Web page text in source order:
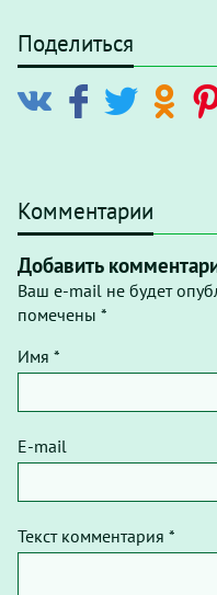
Поделиться
Комментарии
Добавить
Ваш e-mail не будет
помечены *
Имя *
E-mail
Текст комментария *